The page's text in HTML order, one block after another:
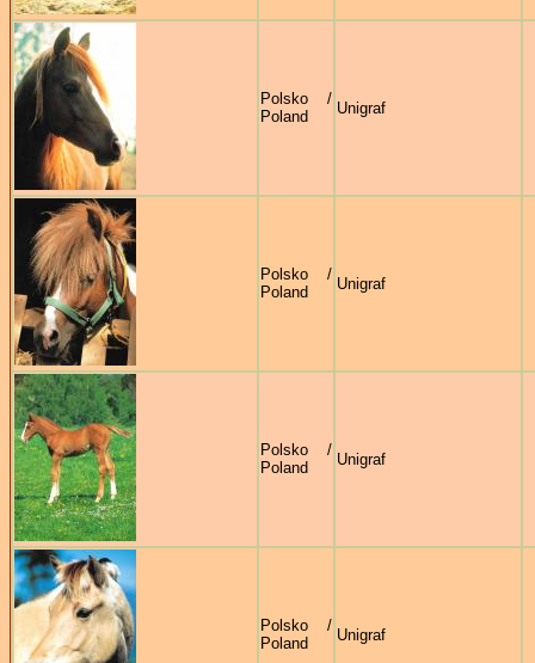
Polsko /
Poland
Unigraf
Polsko /
Poland
Unigraf
Polsko /
Poland
Unigraf
Polsko /
Poland
Unigraf